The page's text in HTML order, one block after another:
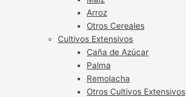
Arroz
Otros Cereales
Cultivos Extensivos
Caña de Azúcar
Palma
Remolacha
Otros Cultivos Extensivos